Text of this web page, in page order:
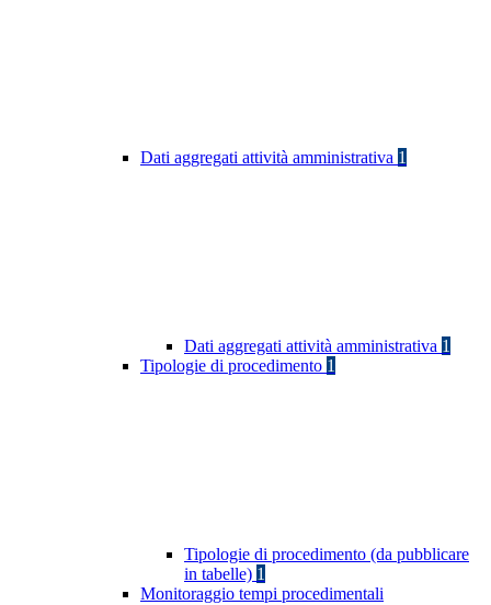
Dati aggregati attività amministrativa 1
Dati aggregati attività amministrativa 1
Tipologie di procedimento 1
Tipologie di procedimento (da pubblicare
in tabelle) 1
Monitoraggio tempi procedimentali